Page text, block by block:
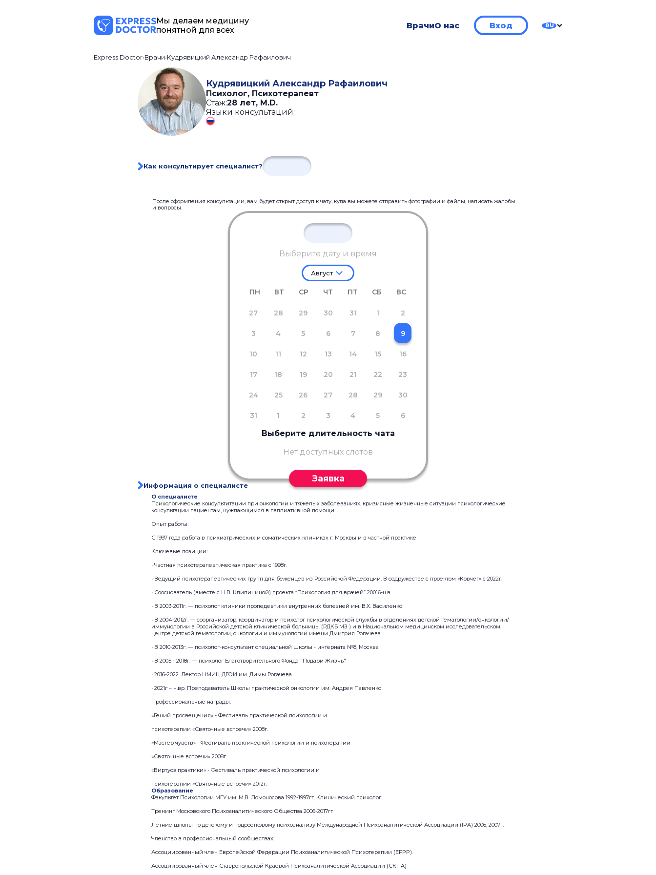
Мы делаем медицину
понятной для всех
ВрачиО нас Вход RU
Express Doctor Врачи Кудрявицкий Александр Рафаилович
Кудрявицкий Александр Рафаилович
Психолог, Психотерапевт
Стаж:28 лет, M.D.
Языки консультаций:
Как консультирует специалист?
После оформления консультации, вам будет открыт доступ к чату, куда вы можете отправить фотографии и файлы, написать жалобы
и вопросы.
Выберите дату и время
Август
ПН ВТ СР ЧТ ПТ СБ ВС
27 28 29 30 31 1 2
3 4 5 6 7 8 9
10 11 12 13 14 15 16
17 18 19 20 21 22 23
24 25 26 27 28 29 30
31 1 2 3 4 5 6
Выберите длительность чата
Нет доступных слотов
Заявка
Информация о специалисте
О специалисте
Психологические консультитации при онкологии и тяжелых заболеваниях, кризисные жизненные ситуации психологические
консультации пациентам, нуждающимся в паллиативной помощи.
Опыт работы:
С 1997 года работа в психиатрических и соматических клиниках г. Москвы и в частной практике
Ключевые позиции:
• Частная психотерапевтическая практика с 1998г.
• Ведущий психотерапевтических групп для беженцев из Российской Федерации. В содружестве с проектом «Ковчег» c 2022г.
• Сооснователь (вместе с Н.В. Клипининой) проекта “Психология для врачей” 20016-н.в.
• В 2003-2011г. — психолог клиники пропедевтики внутренних болезней им. В.Х. Василенко
• В 2004-2012г. — соорганизатор, координатор и психолог психологической службы в отделениях детской гематологии/онкологии/
иммунологии в Российской детской клинической больницы (РДКБ МЗ ) и в Национальном медицинском исследовательском
центре детской гематологии, онкологии и иммунологии имени Дмитрия Рогачева
• В 2010-2013г. — психолог-консультант специальной школы - интерната №8, Москва
• В 2005 - 2018г. — психолог Благотворительного Фонда "Подари Жизнь"
• 2016-2022. Лектор НМИЦ ДГОИ им. Димы Рогачева
• 2021г – н.вр. Преподаватель Школы практической онкологии им. Андрея Павленко
Профессиональные награды:
«Гений просвещения» - Фестиваль практической психологии и
психотерапии «Святочные встречи» 2008г.
«Мастер чувств» - Фестиваль практической психологии и психотерапии
«Святочные встречи» 2008г.
«Виртуоз практики» - Фестиваль практической психологии и
психотерапии «Святочные встречи» 2012г.
Образование
Факультет Психологии МГУ им. М.В. Ломоносова 1992-1997гг. Клинический психолог
Тренинг Московского Психоаналитического Общества 2006-2017гг
Летние школы по детскому и подростковому психоанализу Международной Психоаналитической Ассоциации (IPA) 2006, 2007г.
Членство в профессиональный сообществах:
Ассоциированный член Европейской Федерации Психоаналитической Психотерапии (EFPP)
Ассоциированный член Ставропольской Краевой Психоаналитической Ассоциации (СКПА)